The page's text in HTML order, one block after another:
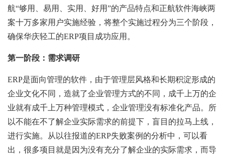
航“够用、易用、实用、好用”的产品特点和正航软件海峡两
案十万多家用户实施经验，将整个实施过程分为三个阶段，
确保华庆轻工的ERP项目成功应用。
第一阶段：需求调研
ERP是面向管理的软件，由于管理层风格和长期积淀形成的
企业文化不同，造就了企业管理方式的不同，成千上万的企
业就有成千上万种管理模式，企业管理没有标准化产品。所
以不能在不了解企业实际需求的前提下，盲目的拉马上线，
进行实施。从以往报道的ERP失败案例的分析中，可以看
出，很多项目就是因为没有充分了解企业的实际需求，而导